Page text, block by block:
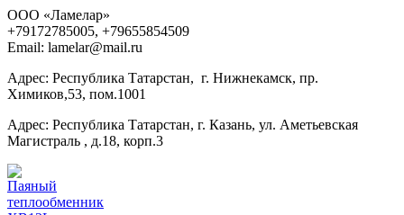
ООО «Ламелар»
+79172785005, +79655854509
Email: lamelar@mail.ru
Адрес: Республика Татарстан, г. Нижнекамск, пр.
Химиков,53, пом.1001
Адрес: Республика Татарстан, г. Казань, ул. Аметьевская
Магистраль , д.18, корп.3